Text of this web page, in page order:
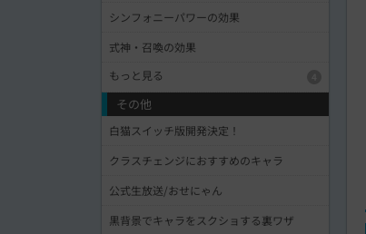
シンフォニーパワーの効果
式神・召喚の効果
もっと見る
その他
白猫スイッチ版開発決定！
クラスチェンジにおすすめのキャラ
公式生放送/おせにゃん
黒背景でキャラをスクショする裏ワザ